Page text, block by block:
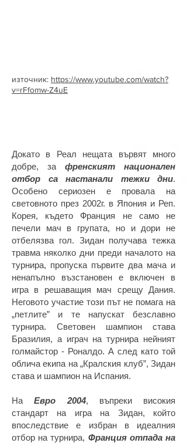
източник: https://www.youtube.com/watch?
v=rFfomw-Z4uE
Докато в Реал нещата вървят много
добре, за френският национален
отбор са настанали тежки дни.
Особено сериозен е провала на
световното през 2002г. в Япония и Реп.
Корея, където Франция не само не
печели мач в групата, но и дори не
отбелязва гол. Зидан получава тежка
травма няколко дни преди началото на
турнира, пропуска първите два мача и
ненапълно възстановен е включен в
игра в решаващия мач срещу Дания.
Неговото участие този път не помага на
„петлите” и те напускат безславно
турнира. Световен шампион става
Бразилия, а играч на турнира нейният
голмайстор - Роналдо. А след като той
облича екипа на „Кралския клуб”, Зидан
става и шампион на Испания.
НаЕвро 2004, въпреки високия
стандарт на игра на Зидан, който
впоследствие е избран в идеалния
отбор на турнира, Франция отпада на